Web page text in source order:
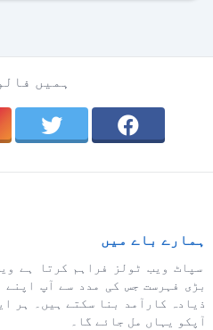
ہمیں
ہمارے باے میں
سپاٹ ویب ٹولز فراہم کرتا ہے
بڑی فہرست جس کی مدد سے آپ اپنے
ذیادہ کارآمد بنا سکتے ہیں۔ ہر
آپکو یہاں مل جائے گا۔